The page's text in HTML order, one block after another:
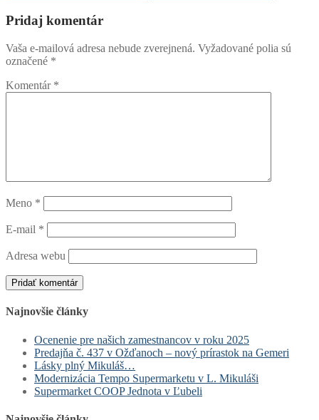
Pridaj komentár
Vaša e-mailová adresa nebude zverejnená. Vyžadované polia sú
označené *
Komentár *
Meno *
E-mail *
Adresa webu
Najnovšie články
Ocenenie pre našich zamestnancov v roku 2025
Predajňa č. 437 v Ožďanoch – nový prírastok na Gemeri
Lásky plný Mikuláš…
Modernizácia Tempo Supermarketu v L. Mikuláši
Supermarket COOP Jednota v Ľubeli